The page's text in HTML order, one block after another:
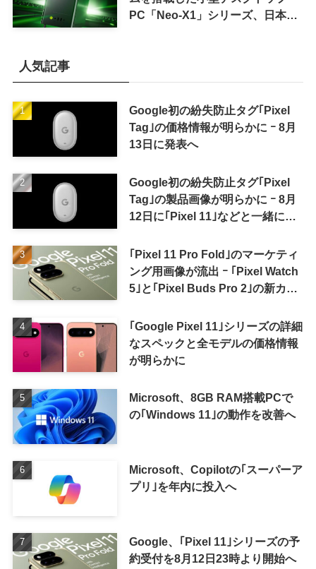
PC「Neo-X1」シリーズ、日本で
人気記事
Google初の紛失防止タグ｢Pixel
Tag｣の価格情報が明らかに ｰ 8月
13日に発表へ
Google初の紛失防止タグ｢Pixel
Tag｣の製品画像が明らかに ｰ 8月
12日に｢Pixel 11｣などと一緒に発
｢Pixel 11 Pro Fold｣のマーケティ
ング用画像が流出 ｰ ｢Pixel Watch
5｣と｢Pixel Buds Pro 2｣の新カラ
｢Google Pixel 11｣シリーズの詳細
なスペックと全モデルの価格情報
が明らかに
Microsoft、8GB RAM搭載PCで
の｢Windows 11｣の動作を改善へ
Microsoft、Copilotの｢スーパーア
プリ｣を年内に投入へ
Google、｢Pixel 11｣シリーズの予
約受付を8月12日23時より開始へ